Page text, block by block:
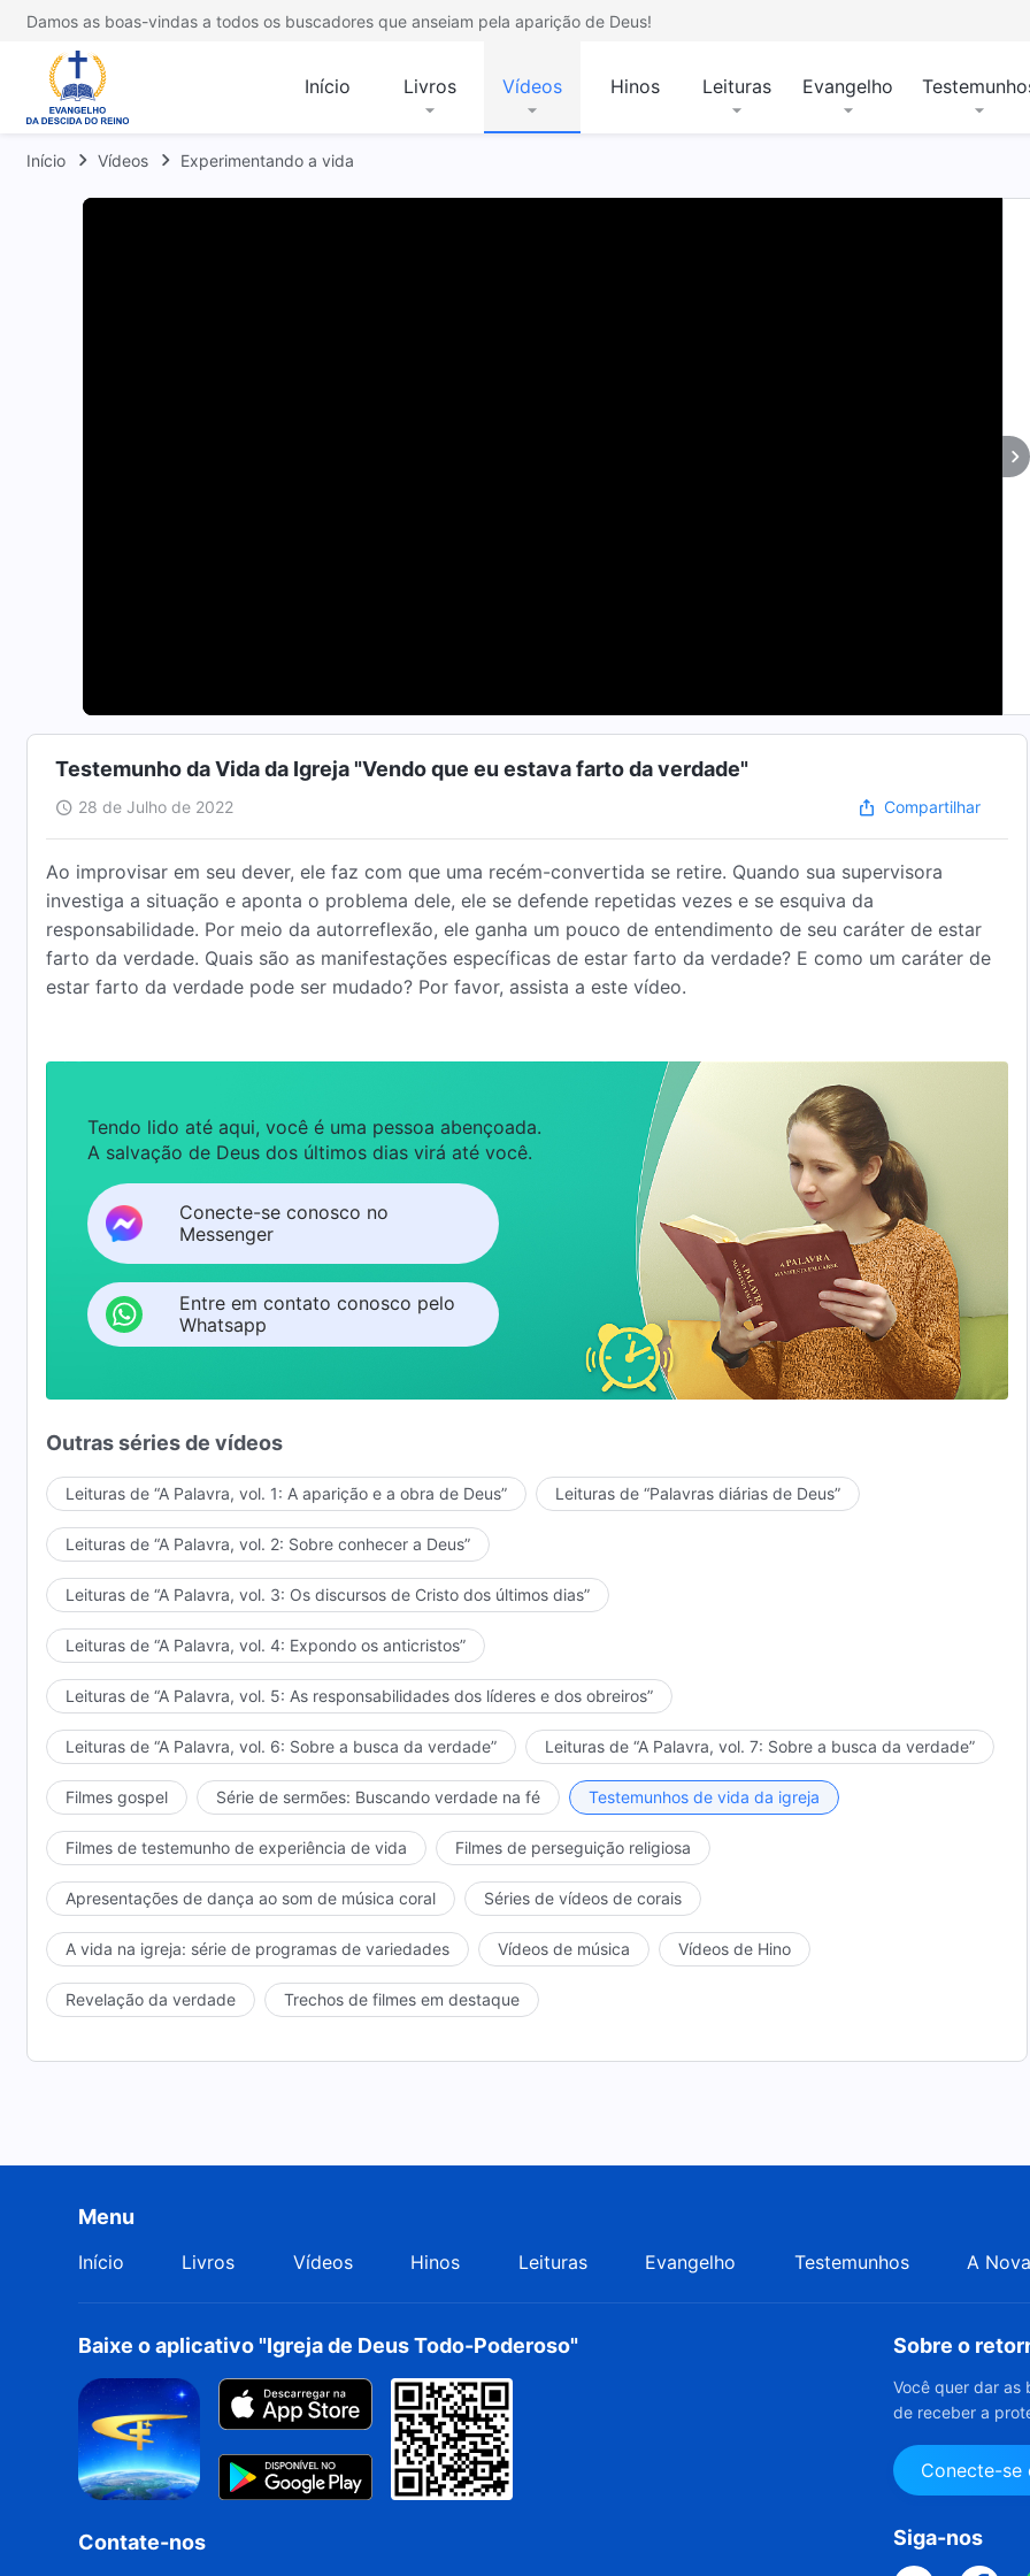
Damos as boas-vindas a todos os buscadores que anseiam pela aparição de Deus!
Início Livros Vídeos Hinos Leituras Evangelho
Início Vídeos Experimentando a vida
Testemunho da Vida da Igreja "Vendo que eu estava farto da verdade"
28 de Julho de 2022 Compartilhar
Ao improvisar em seu dever, ele faz com que uma recém-convertida se retire. Quando sua supervisora
investiga a situação e aponta o problema dele, ele se defende repetidas vezes e se esquiva da
responsabilidade. Por meio da autorreflexão, ele ganha um pouco de entendimento de seu caráter de estar
farto da verdade. Quais são as manifestações específicas de estar farto da verdade? E como um caráter de
estar farto da verdade pode ser mudado? Por favor, assista a este vídeo.
Tendo lido até aqui, você é uma pessoa abençoada.
A salvação de Deus dos últimos dias virá até você.
Conecte-se conosco no
Messenger
Entre em contato conosco pelo
Whatsapp
Outras séries de vídeos
Leituras de “A Palavra, vol. 1: A aparição e a obra de Deus” Leituras de “Palavras diárias de Deus”
Leituras de “A Palavra, vol. 2: Sobre conhecer a Deus”
Leituras de “A Palavra, vol. 3: Os discursos de Cristo dos últimos dias”
Leituras de “A Palavra, vol. 4: Expondo os anticristos”
Leituras de “A Palavra, vol. 5: As responsabilidades dos líderes e dos obreiros”
Leituras de “A Palavra, vol. 6: Sobre a busca da verdade” Leituras de “A Palavra, vol. 7: Sobre a busca da verdade”
Filmes gospel Série de sermões: Buscando verdade na fé Testemunhos de vida da igreja
Filmes de testemunho de experiência de vida Filmes de perseguição religiosa
Apresentações de dança ao som de música coral Séries de vídeos de corais
A vida na igreja: série de programas de variedades Vídeos de música Vídeos de Hino
Revelação da verdade Trechos de filmes em destaque
Menu
Início Livros Vídeos Hinos Leituras Evangelho Testemunhos A
Baixe o aplicativo "Igreja de Deus Todo-Poderoso"
Contate-nos
Sobre o
Você quer dar as
de receber a
Conecte-se
Siga-nos